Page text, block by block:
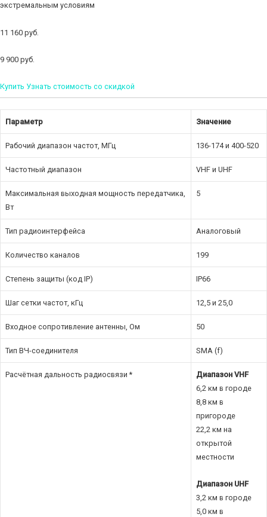
экстремальным условиям
11 160 руб.
9 900 руб.
Купить Узнать стоимость со скидкой
Параметр Значение
Рабочий диапазон частот, МГц 136-174 и 400-520
Частотный диапазон VHF и UHF
Максимальная выходная мощность передатчика,
Вт
5
Тип радиоинтерфейса Аналоговый
Количество каналов 199
Степень защиты (код IP) IP66
Шаг сетки частот, кГц 12,5 и 25,0
Входное сопротивление антенны, Ом 50
Тип ВЧ-соединителя SMA (f)
Расчётная дальность радиосвязи *
Диапазон VHF
6,2 км в городе
8,8 км в
пригороде
22,2 км на
открытой
местности
Диапазон UHF
3,2 км в городе
5,0 км в